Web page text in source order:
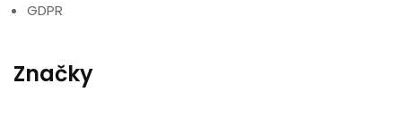
GDPR
Značky